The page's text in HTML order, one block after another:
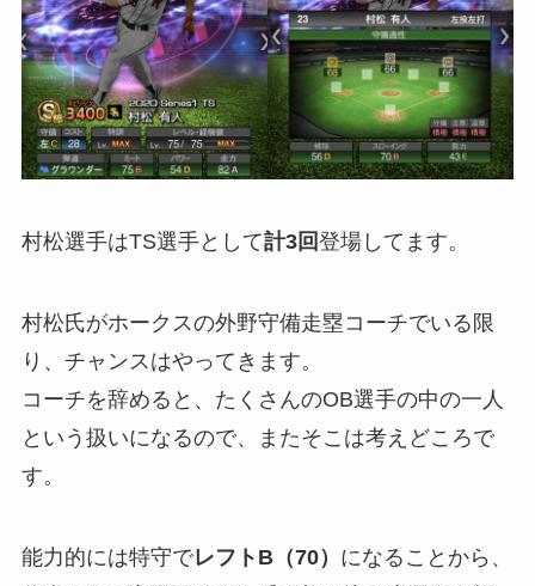
村松選手はTS選手として計3回登場してます。
村松氏がホークスの外野守備走塁コーチでいる限
り、チャンスはやってきます。
コーチを辞めると、たくさんのOB選手の中の一人
という扱いになるので、またそこは考えどころで
す。
能力的には特守でレフトB（70） になることから、